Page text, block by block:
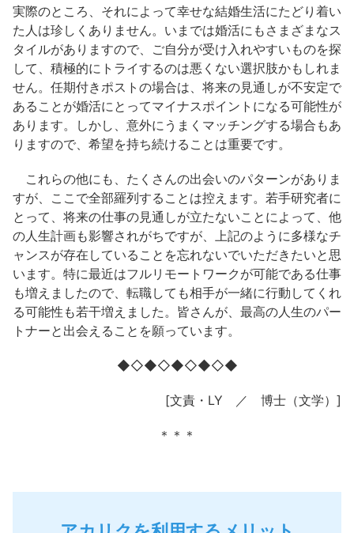
実際のところ、それによって幸せな結婚生活にたどり着い
た人は珍しくありません。いまでは婚活にもさまざまなス
タイルがありますので、ご自分が受け入れやすいものを探
して、積極的にトライするのは悪くない選択肢かもしれま
せん。任期付きポストの場合は、将来の見通しが不安定で
あることが婚活にとってマイナスポイントになる可能性が
あります。しかし、意外にうまくマッチングする場合もあ
りますので、希望を持ち続けることは重要です。
これらの他にも、たくさんの出会いのパターンがありま
すが、ここで全部羅列することは控えます。若手研究者に
とって、将来の仕事の見通しが立たないことによって、他
の人生計画も影響されがちですが、上記のように多様なチ
ャンスが存在していることを忘れないでいただきたいと思
います。特に最近はフルリモートワークが可能である仕事
も増えましたので、転職しても相手が一緒に行動してくれ
る可能性も若干増えました。皆さんが、最高の人生のパー
トナーと出会えることを願っています。
◆◇◆◇◆◇◆◇◆
[文責・LY ／ 博士（文学）]
＊＊＊